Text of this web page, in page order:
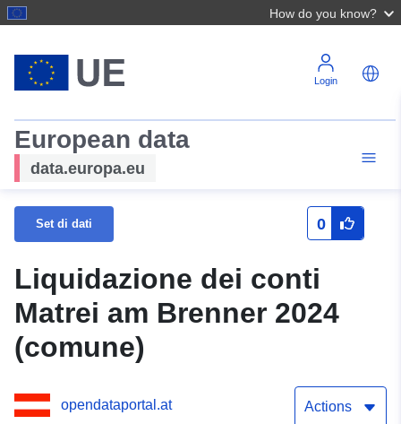
How do you know?
Login
European data
data.europa.eu
Set di dati 0
Liquidazione dei conti
Matrei am Brenner 2024
(comune)
opendataportal.at Actions